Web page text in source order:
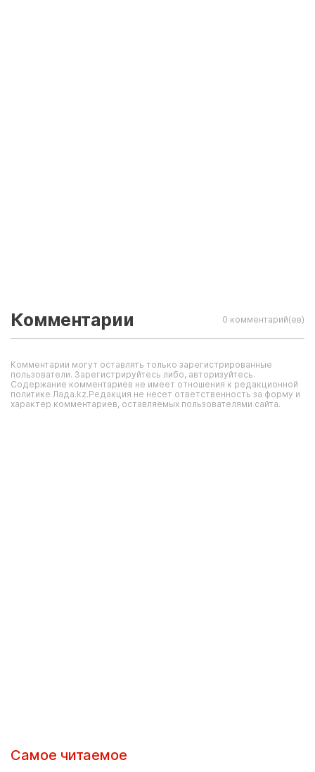
Комментарии 0 комментарий(ев)
Комментарии могут оставлять только зарегистрированные
пользователи. Зарегистрируйтесь либо, авторизуйтесь.
Содержание комментариев не имеет отношения к редакционной
политике Лада.kz.Редакция не несет ответственность за форму и
характер комментариев, оставляемых пользователями сайта.
Самое читаемое